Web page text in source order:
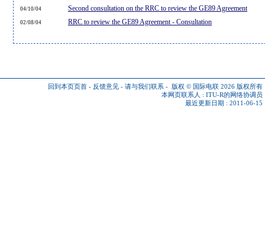
04/10/04 Second consultation on the RRC to review the GE89 Agreement
02/08/04 RRC to review the GE89 Agreement - Consultation
回到本页页首 - 反馈意见 - 请与我们联系 - 版权 © 国际电联 2026 版权所有
本网页联系人 : ITU-R的网络协调员
最近更新日期 : 2011-06-15